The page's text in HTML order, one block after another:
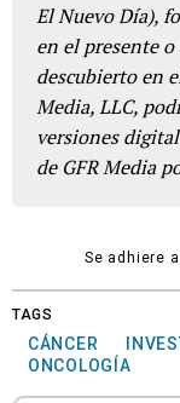
El Nuevo Día),
en el presente
descubierto en
Media, LLC,
versiones
de GFR Media
Se adhiere
TAGS
CÁNCER
ONCOLOGÍA